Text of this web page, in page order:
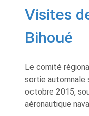
Visites
Bihoué
Le comité
sortie automnale
octobre 2015,
aéronautique